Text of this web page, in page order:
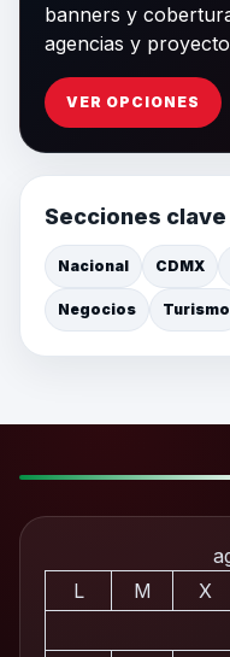
banners y
agencias y
VER OPCIONES
Secciones clave
Nacional CDMX
Negocios Turismo
L
M X